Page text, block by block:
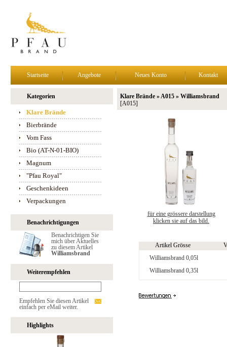
Startseite Angebote Neues Konto Kontakt
Kategorien
Klare Brände
Bierbrände
Vom Fass
Bio (AT-N-01-BIO)
Magnum
"Pfau Royal"
Geschenkideen
Verpackungen
Benachrichtigungen
Benachrichtigen Sie
mich über Aktuelles
zu diesem Artikel
Williamsbrand
Weiterempfehlen
Empfehlen Sie diesen Artikel
einfach per eMail weiter.
Highlights
Klare Brände » A015 » Williamsbrand
[A015]
für eine grössere darstellung
klicken sie auf das bild.
Artikel Grösse
Williamsbrand 0,05l
Williamsbrand 0,35l